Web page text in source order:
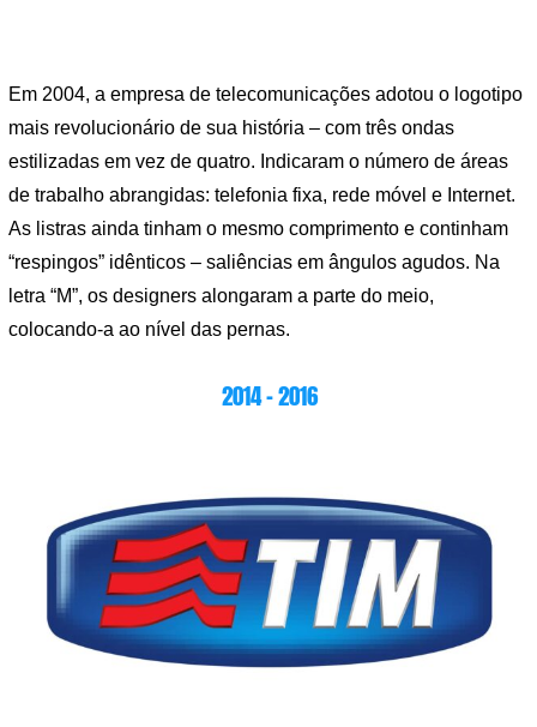
Em 2004, a empresa de telecomunicações adotou o logotipo
mais revolucionário de sua história – com três ondas
estilizadas em vez de quatro. Indicaram o número de áreas
de trabalho abrangidas: telefonia fixa, rede móvel e Internet.
As listras ainda tinham o mesmo comprimento e continham
“respingos” idênticos – saliências em ângulos agudos. Na
letra “M”, os designers alongaram a parte do meio,
colocando-a ao nível das pernas.
2014 – 2016